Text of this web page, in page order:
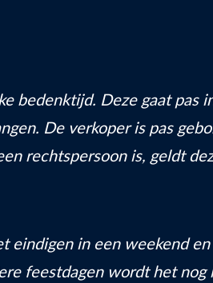
bedenktijd. Deze gaat pas
De verkoper is pas
rechtspersoon is, geldt
eindigen in een weekend
feestdagen wordt het nog